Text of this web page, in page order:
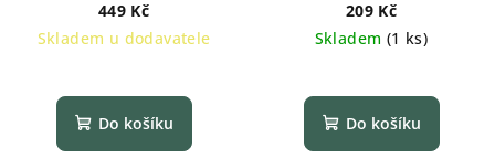
ovečkou
449 Kč
Skladem u dodavatele
Do košíku
RŮŽOVÁ
209 Kč
Skladem (1 ks)
Do košíku